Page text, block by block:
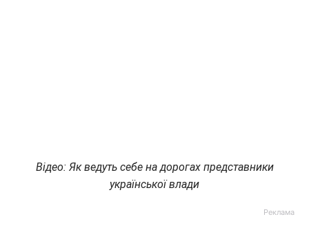
Відео: Як ведуть себе на дорогах представники
української влади